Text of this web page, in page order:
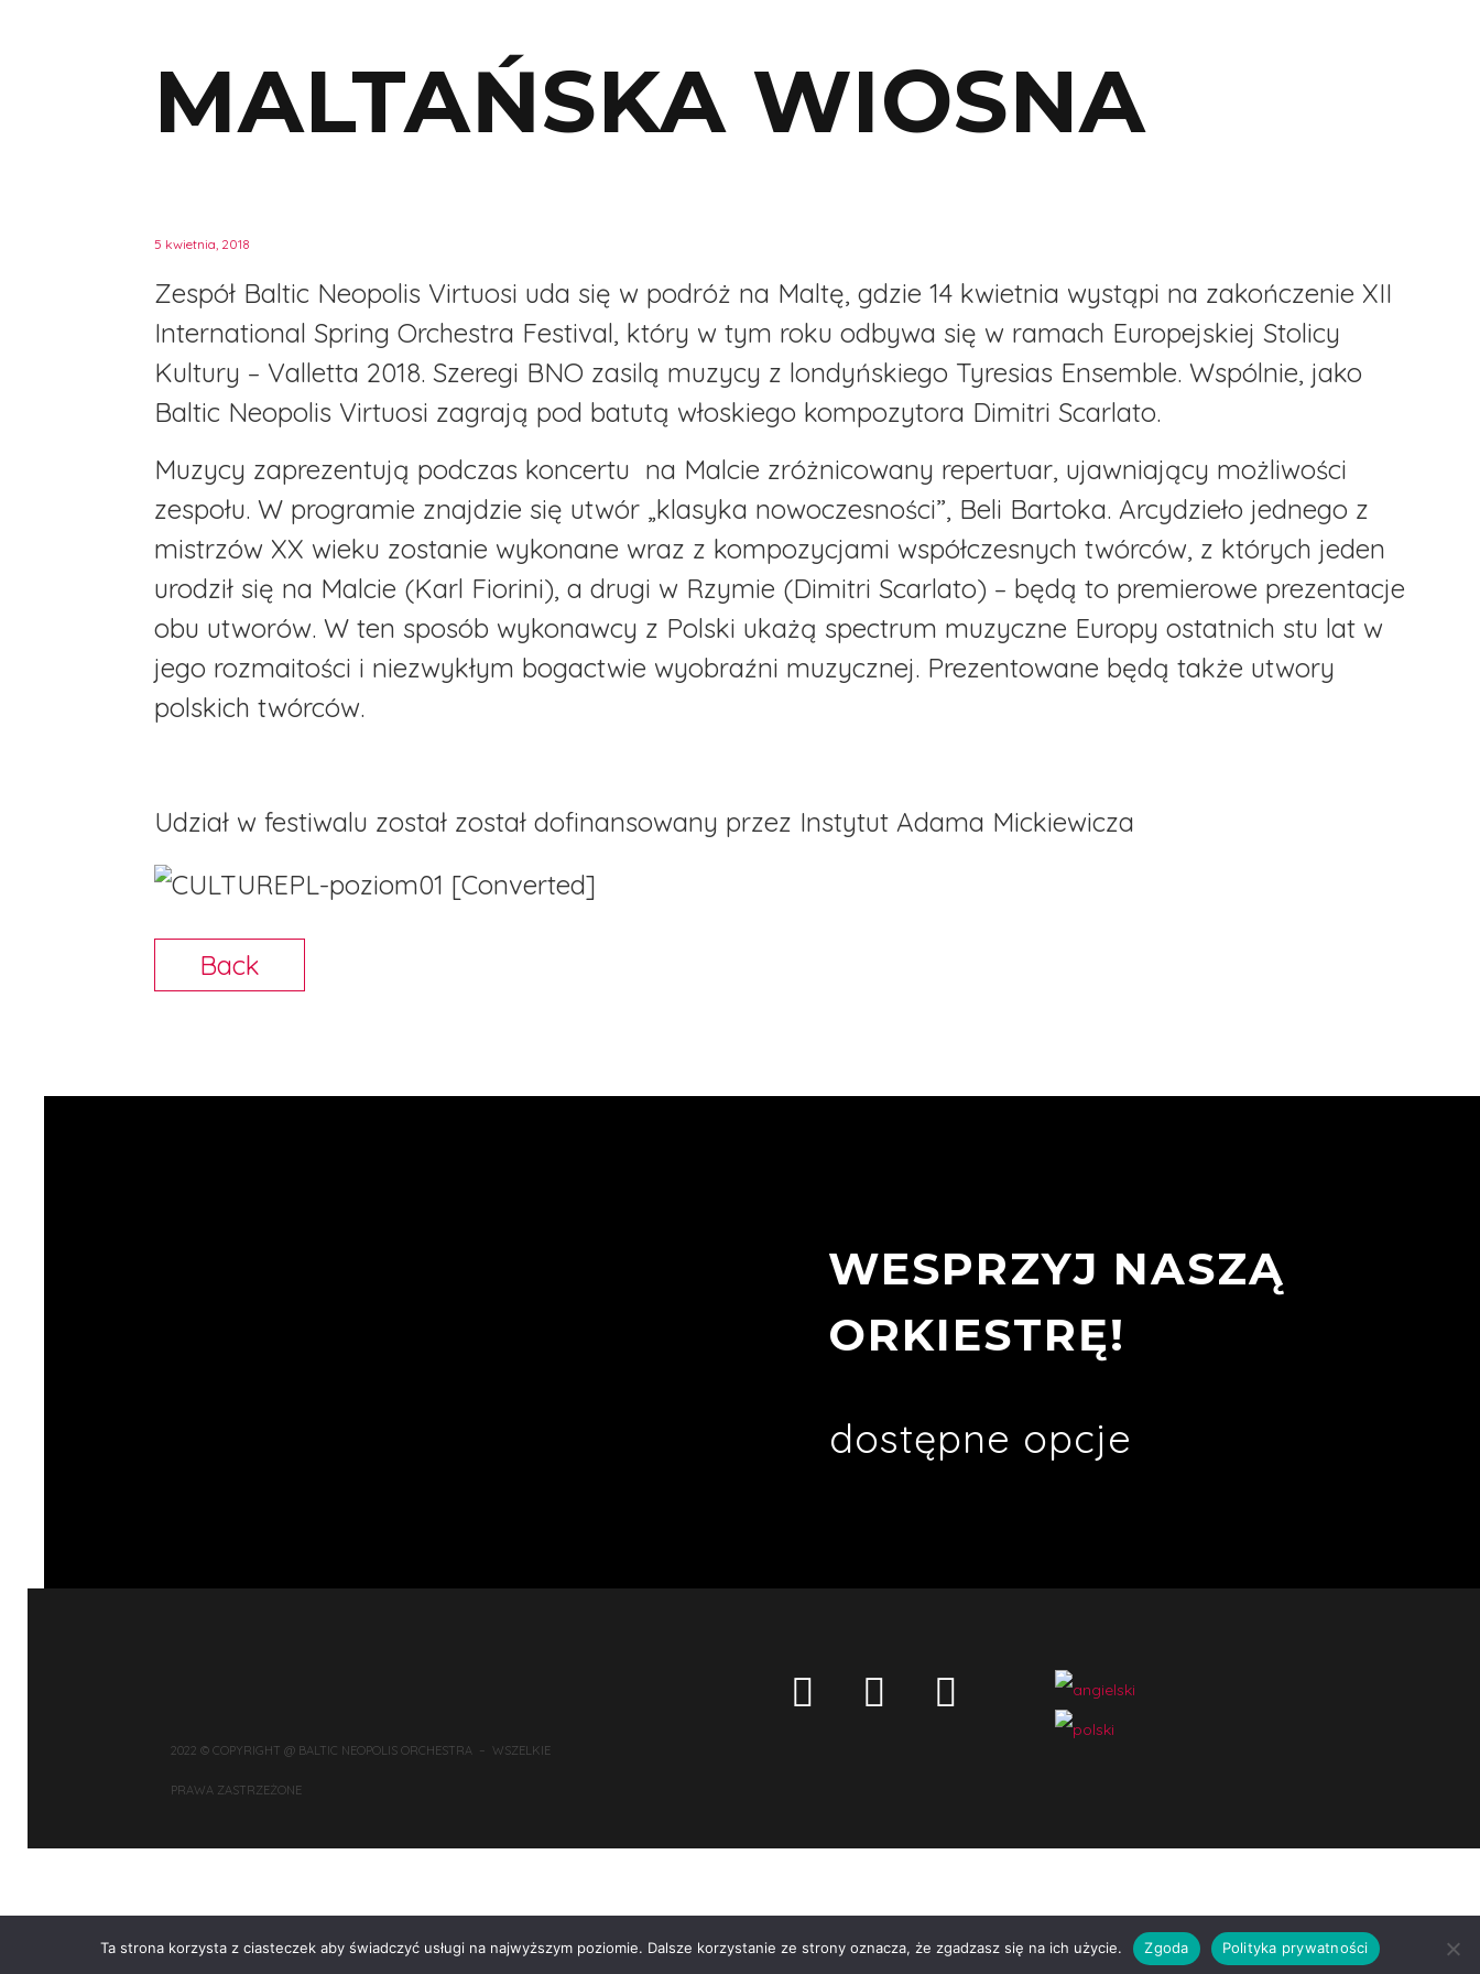
MALTAŃSKA WIOSNA
5 kwietnia, 2018
Zespół Baltic Neopolis Virtuosi uda się w podróż na Maltę, gdzie 14 kwietnia wystąpi na zakończenie XII
International Spring Orchestra Festival, który w tym roku odbywa się w ramach Europejskiej Stolicy
Kultury – Valletta 2018. Szeregi BNO zasilą muzycy z londyńskiego Tyresias Ensemble. Wspólnie, jako
Baltic Neopolis Virtuosi zagrają pod batutą włoskiego kompozytora Dimitri Scarlato.
Muzycy zaprezentują podczas koncertu na Malcie zróżnicowany repertuar, ujawniający możliwości
zespołu. W programie znajdzie się utwór „klasyka nowoczesności”, Beli Bartoka. Arcydzieło jednego z
mistrzów XX wieku zostanie wykonane wraz z kompozycjami współczesnych twórców, z których jeden
urodził się na Malcie (Karl Fiorini), a drugi w Rzymie (Dimitri Scarlato) – będą to premierowe prezentacje
obu utworów. W ten sposób wykonawcy z Polski ukażą spectrum muzyczne Europy ostatnich stu lat w
jego rozmaitości i niezwykłym bogactwie wyobraźni muzycznej. Prezentowane będą także utwory
polskich twórców.
Udział w festiwalu został został dofinansowany przez Instytut Adama Mickiewicza
Back
WESPRZYJ NASZĄ
ORKIESTRĘ!
dostępne opcje
2022 © COPYRIGHT @ BALTIC NEOPOLIS ORCHESTRA – WSZELKIE
PRAWA ZASTRZEŻONE
Ta strona korzysta z ciasteczek aby świadczyć usługi na najwyższym poziomie. Dalsze korzystanie ze strony oznacza, że zgadzasz się na ich użycie. Zgoda Polityka prywatności